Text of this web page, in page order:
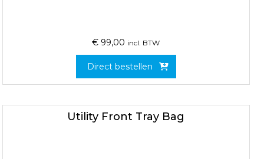
€ 99,00 incl. BTW
Direct bestellen
Utility Front Tray Bag